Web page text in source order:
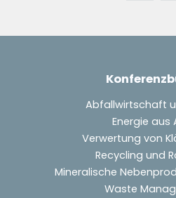
Abfallwirtschaft
Energie aus
Verwertung von
Recycling und
Mineralische
Waste